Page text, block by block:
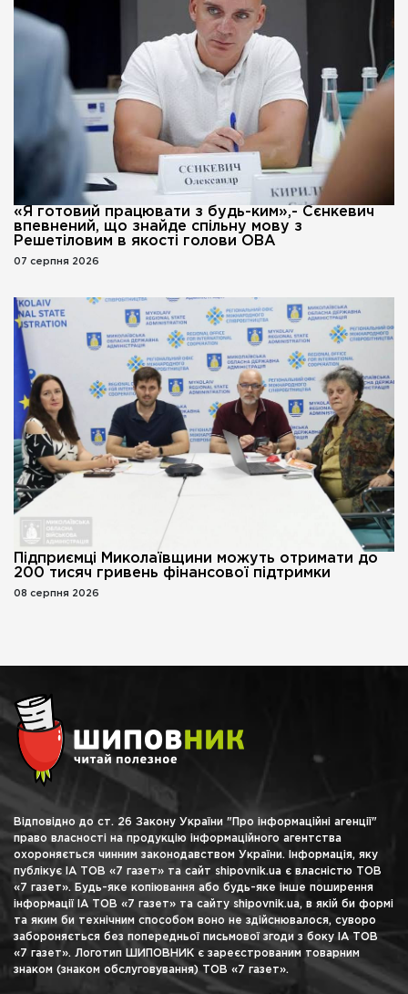
«Я готовий працювати з будь-ким»,- Сєнкевич
впевнений, що знайде спільну мову з
Решетіловим в якості голови ОВА
07 серпня 2026
Підприємці Миколаївщини можуть отримати до
200 тисяч гривень фінансової підтримки
08 серпня 2026
Відповідно до ст. 26 Закону України "Про інформаційні агенції"
право власності на продукцію інформаційного агентства
охороняється чинним законодавством України. Інформація, яку
публікує ІА ТОВ «7 газет» та сайт shipovnik.ua є власністю ТОВ
«7 газет». Будь-яке копіювання або будь-яке інше поширення
інформації ІА ТОВ «7 газет» та сайту shipovnik.ua, в якій би формі
та яким би технічним способом воно не здійснювалося, суворо
забороняється без попередньої письмової згоди з боку ІА ТОВ
«7 газет». Логотип ШИПОВНИК є зареєстрованим товарним
знаком (знаком обслуговування) ТОВ «7 газет».